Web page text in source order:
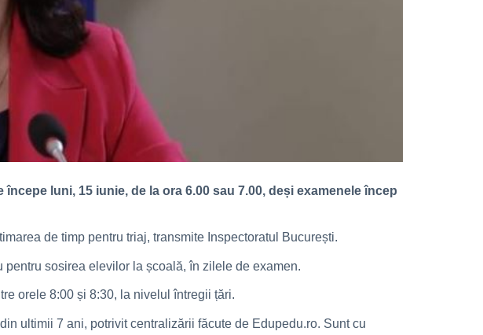
luni, 15 iunie, de la ora 6.00 sau 7.00, deși examenele încep
de timp pentru triaj, transmite Inspectoratul București.
sosirea elevilor la școală, în zilele de examen.
orele 8:00 și 8:30, la nivelul întregii țări.
ultimii 7 ani, potrivit centralizării făcute de Edupedu.ro. Sunt cu